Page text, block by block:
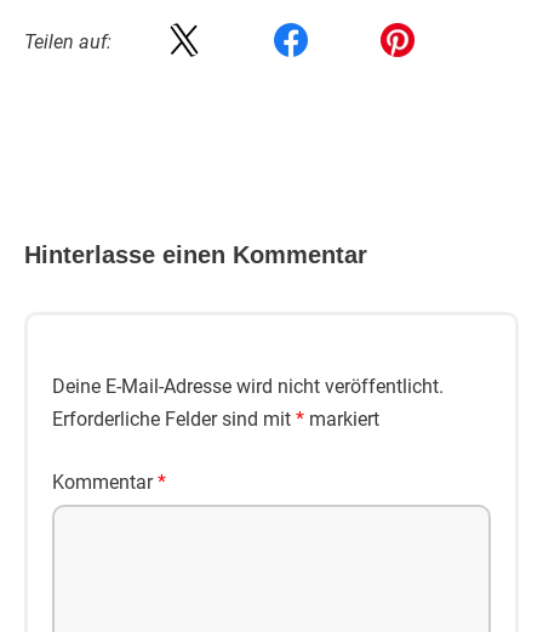
Teilen auf:
Hinterlasse einen Kommentar
Deine E-Mail-Adresse wird nicht veröffentlicht.
Erforderliche Felder sind mit * markiert
Kommentar*